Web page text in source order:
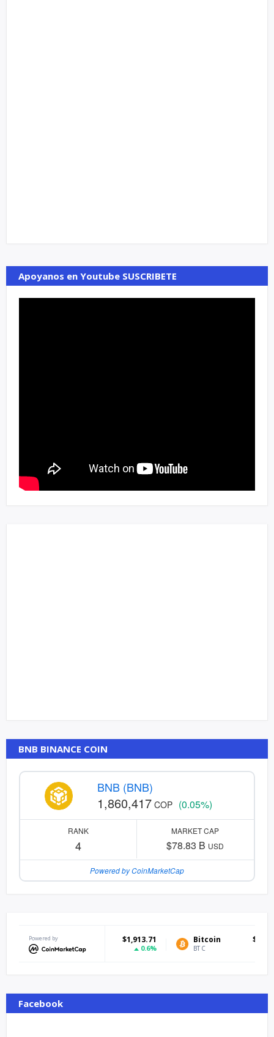
Apoyanos en Youtube SUSCRIBETE
BNB BINANCE COIN
BNB (BNB)
1,860,417 COP (0.05%)
RANK
4
MARKET CAP
$78.83 B USD
Powered by CoinMarketCap
Powered by
Ethereum
ETH
Bitcoin $64,858.51
BTC
Facebook